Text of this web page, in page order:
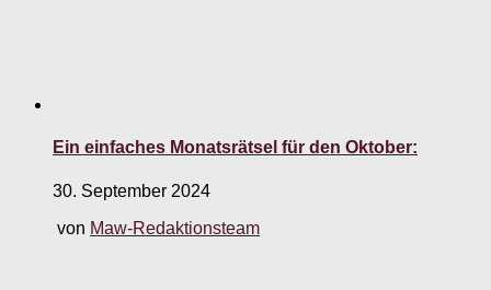
Ein einfaches Monatsrätsel für den Oktober:
30. September 2024
von Maw-Redaktionsteam